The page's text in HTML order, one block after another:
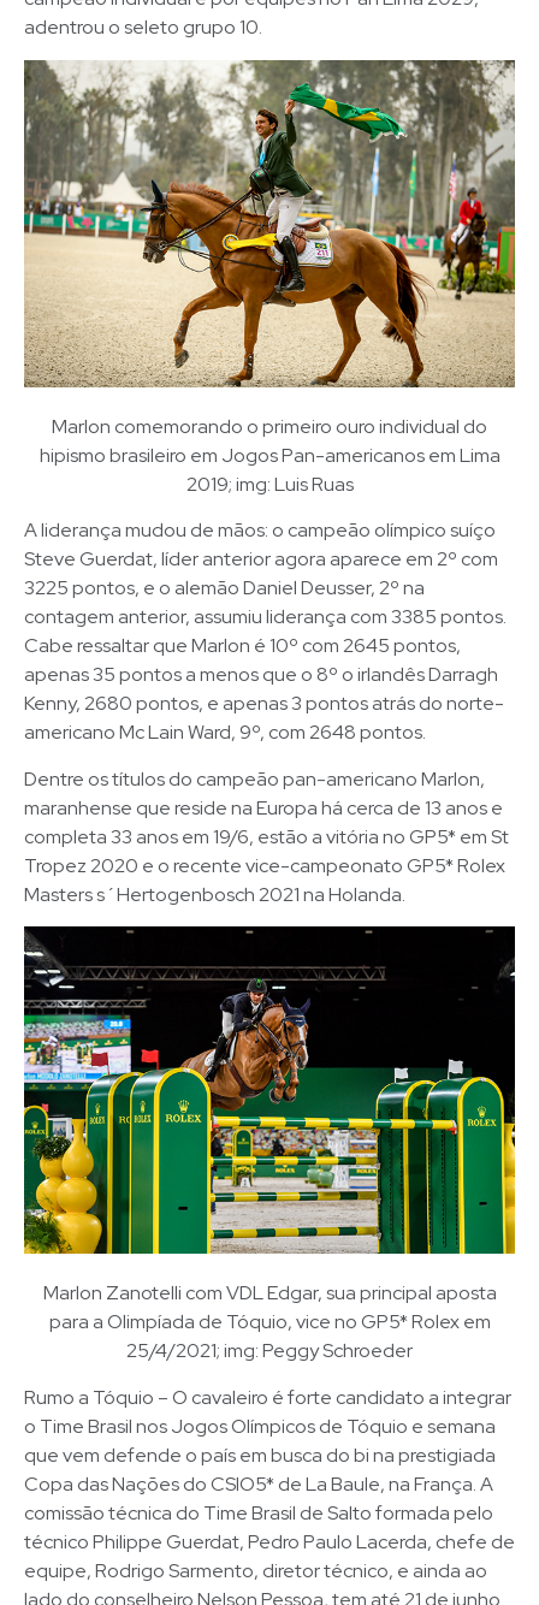
adentrou o seleto grupo 10.
Marlon comemorando o primeiro ouro individual do
hipismo brasileiro em Jogos Pan-americanos em Lima
2019; img: Luis Ruas
A liderança mudou de mãos: o campeão olímpico suíço
Steve Guerdat, líder anterior agora aparece em 2º com
3225 pontos, e o alemão Daniel Deusser, 2º na
contagem anterior, assumiu liderança com 3385 pontos.
Cabe ressaltar que Marlon é 10º com 2645 pontos,
apenas 35 pontos a menos que o 8º o irlandês Darragh
Kenny, 2680 pontos, e apenas 3 pontos atrás do norte-
americano Mc Lain Ward, 9º, com 2648 pontos.
Dentre os títulos do campeão pan-americano Marlon,
maranhense que reside na Europa há cerca de 13 anos e
completa 33 anos em 19/6, estão a vitória no GP5* em St
Tropez 2020 e o recente vice-campeonato GP5* Rolex
Masters s´Hertogenbosch 2021 na Holanda.
Marlon Zanotelli com VDL Edgar, sua principal aposta
para a Olimpíada de Tóquio, vice no GP5* Rolex em
25/4/2021; img: Peggy Schroeder
Rumo a Tóquio – O cavaleiro é forte candidato a integrar
o Time Brasil nos Jogos Olímpicos de Tóquio e semana
que vem defende o país em busca do bi na prestigiada
Copa das Nações do CSIO5* de La Baule, na França. A
comissão técnica do Time Brasil de Salto formada pelo
técnico Philippe Guerdat, Pedro Paulo Lacerda, chefe de
equipe, Rodrigo Sarmento, diretor técnico, e ainda ao
lado do conselheiro Nelson Pessoa, tem até 21 de junho